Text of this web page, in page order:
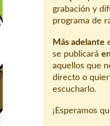
grabación y
programa de
Más adelante
se publicará
aquellos que
directo o
escucharlo.
¡Esperamos